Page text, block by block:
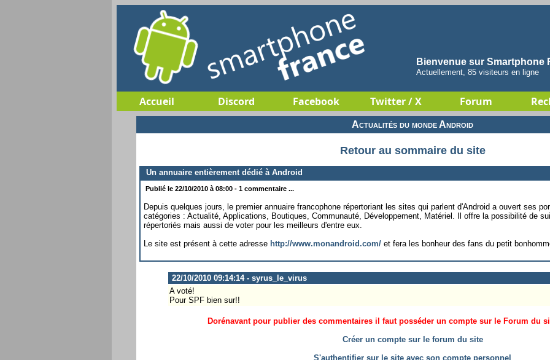
Bienvenue sur Smartphone
Actuellement, 85 visiteurs en ligne
Accueil Discord Facebook Twitter / X Forum
Actualités du monde Android
Retour au sommaire du site
Un annuaire entièrement dédié à Android
Publié le 22/10/2010 à 08:00 - 1 commentaire ...
Depuis quelques jours, le premier annuaire francophone répertoriant les sites qui parlent d'Android a ouvert ses
catégories : Actualité, Applications, Boutiques, Communauté, Développement, Matériel. Il offre la possibilité de
répertoriés mais aussi de voter pour les meilleurs d'entre eux.
Le site est présent à cette adresse http://www.monandroid.com/ et fera les bonheur des fans du petit
22/10/2010 09:14:14 - syrus_le_virus
A voté!
Pour SPF bien sur!!
Dorénavant pour publier des commentaires il faut posséder un compte sur le Forum du
Créer un compte sur le forum du site
S'authentifier sur le site avec son compte personnel